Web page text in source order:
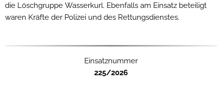
die Löschgruppe Wasserkurl. Ebenfalls am Einsatz beteiligt
waren Kräfte der Polizei und des Rettungsdienstes.
Einsatznummer
225/2026